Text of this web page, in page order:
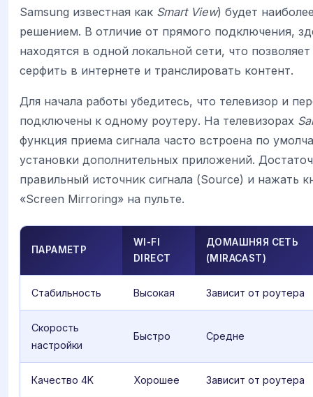
Samsung известная как Smart View) будет
решением. В отличие от прямого подключения,
находятся в одной локальной сети, что
серфить в интернете и транслировать контент.
Для начала работы убедитесь, что телевизор и
подключены к одному роутеру. На телевизорах
функция приема сигнала часто встроена по
установки дополнительных приложений.
правильный источник сигнала (Source) и нажать
«Screen Mirroring» на пульте.
ПАРАМЕТР
WI-FI
DIRECT
ДОМАШНЯЯ СЕТЬ
(MIRACAST)
Стабильность Высокая Зависит от роутера
Скорость
настройки
Быстро Средне
Качество 4K Хорошее Зависит от роутера